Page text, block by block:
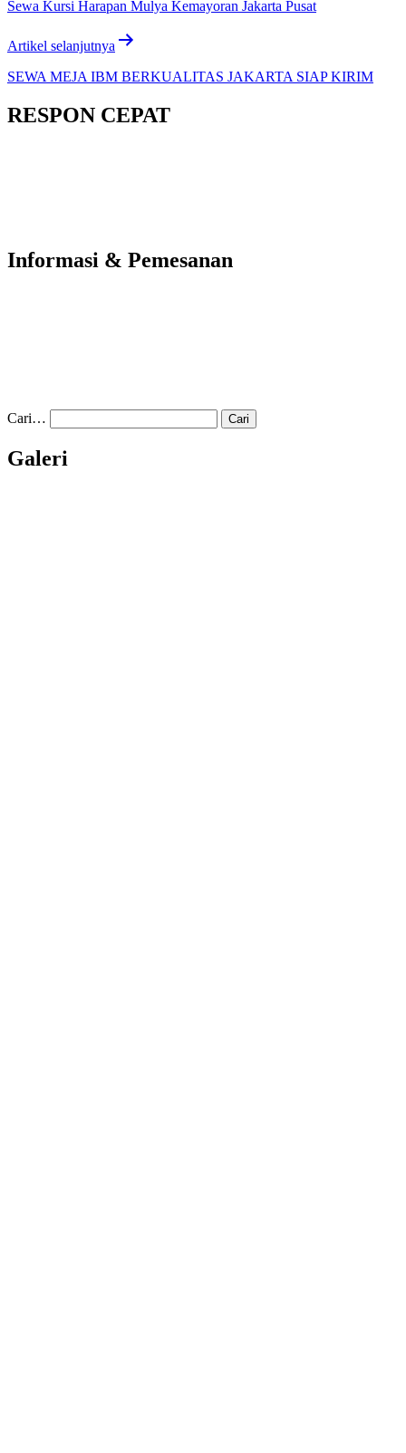
Sewa Kursi Harapan Mulya Kemayoran Jakarta Pusat
Artikel selanjutnya
SEWA MEJA IBM BERKUALITAS JAKARTA SIAP KIRIM
RESPON CEPAT
Informasi & Pemesanan
Cari…
Galeri